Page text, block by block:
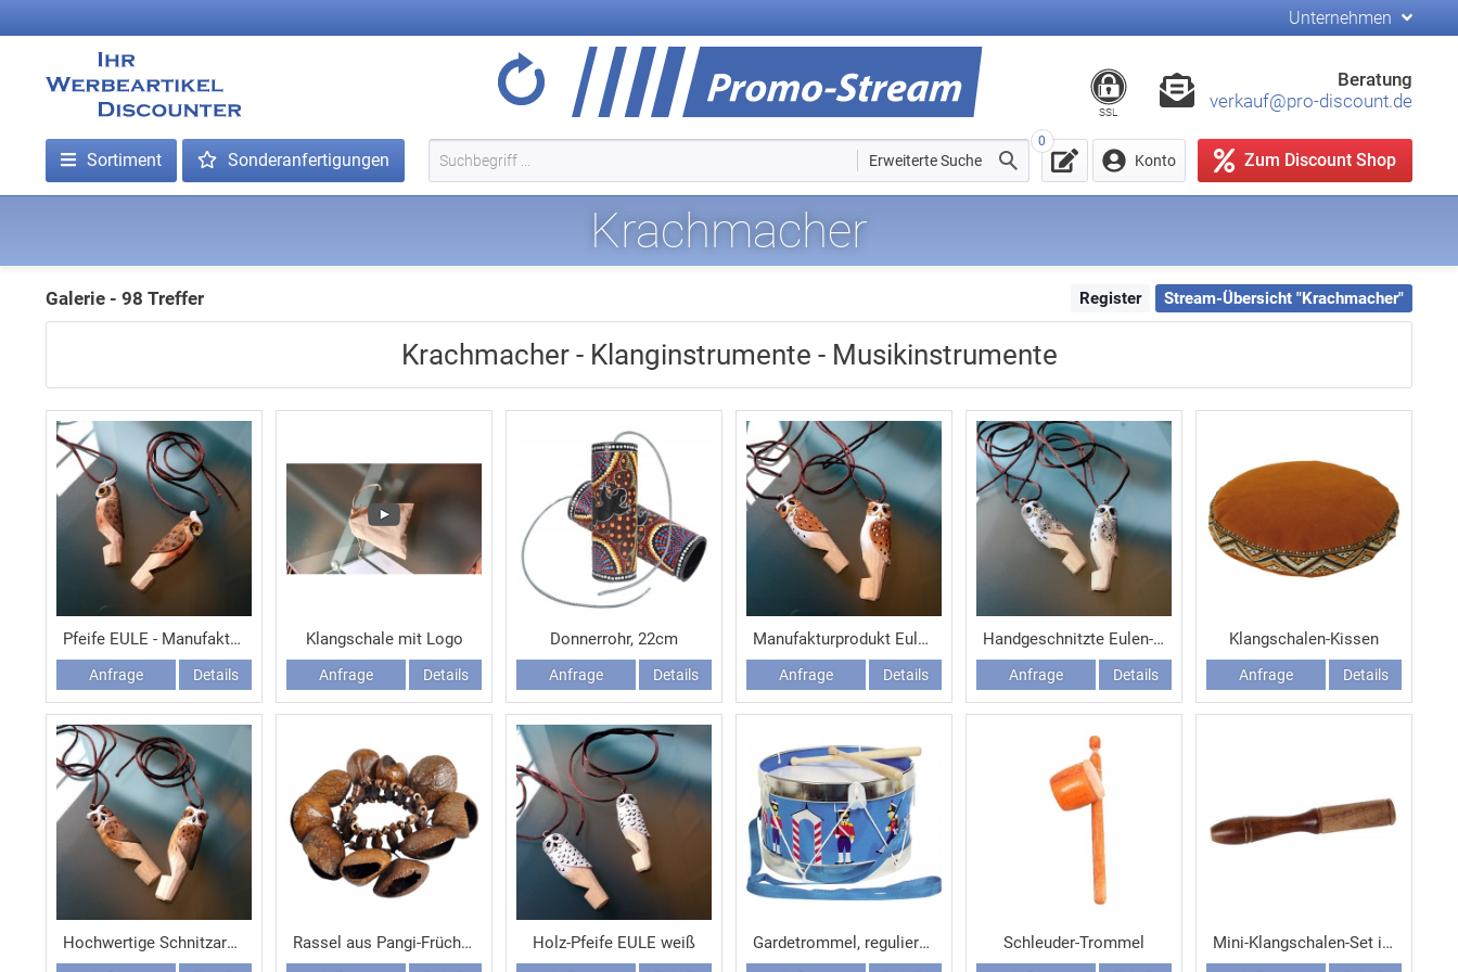
Unternehmen
Sortiment Sonderanfertigungen Erweiterte Suche
SSL
Beratung
verkauf@pro-discount.de
0
Konto Zum Discount Shop
Krachmacher
Galerie - 98 Treffer Register Stream-Übersicht "Krachmacher"
Krachmacher - Klanginstrumente - Musikinstrumente
Pfeife EULE - Manufakturprodukt - Handarbeit
Anfrage Details
Klangschale mit Logo
Anfrage Details
Donnerrohr, 22cm
Anfrage Details
Manufakturprodukt Eulen-Pfeife - in Handarbeit gefertigt
Anfrage Details
Handgeschnitzte Eulen-Pfeife aus Holz
Anfrage Details
Klangschalen-Kissen
Anfrage Details
Hochwertige Schnitzarbeit - Eulen-Pfeife - handgefertigt Rassel aus Pangi-Früchten Holz-Pfeife EULE weiß Gardetrommel, regulierbarer Klang Schleuder-Trommel Mini-Klangschalen-Set im